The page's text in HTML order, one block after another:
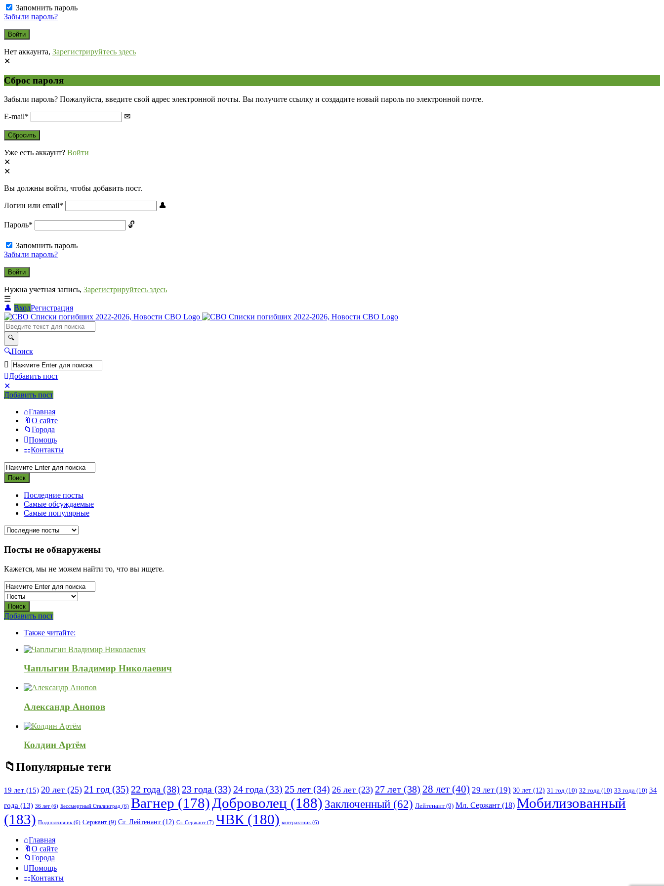
Запомнить пароль
Забыли пароль?
Нет аккаунта, Зарегистрируйтесь здесь
Сброс пароля
Забыли пароль? Пожалуйста, введите свой адрес электронной почты. Вы получите ссылку и создадите новый пароль по электронной почте.
E-mail*
Уже есть аккаунт? Войти
Вы должны войти, чтобы добавить пост.
Логин или email*
Пароль*
Запомнить пароль
Забыли пароль?
Нужна учетная запись, Зарегистрируйтесь здесь
ВходРегистрация
СВО
Списки
погибших
2022-
2026,
Новости
СВО
Поиск
Добавить пост
Мобильное
меню
Добавить пост
Главная
О сайте
Города
Помощь
Контакты
Последние посты
Самые обсуждаемые
Самые популярные
Посты не обнаружены
Кажется, мы не можем найти то, что вы ищете.
Боковая
Добавить пост
120x600Также читайте:
Чаплыгин Владимир Николаевич
Александр Анопов
Колдин Артём
Популярные теги
19 лет (15) 20 лет (25) 21 год (35) 22 года (38) 23 года (33) 24 года (33) 25 лет (34) 26 лет (23) 27 лет (38) 28 лет (40) 29 лет(19) 30 лет (12) 31 год (10) 32 года (10) 33 года (10) 34
года (13) 36 лет (6) Бессмертный Сталинград (6) Вагнер (178) Доброволец (188) Заключенный (62) Лейтенант (9) Мл. Сержант (18) Мобилизованный
(183) Подполковник (6) Сержант (9) Ст. Лейтенант (12) Ст. Сержант (7) ЧВК (180) контрактник (6)
Исследовать
Главная
О сайте
Города
Помощь
Контакты